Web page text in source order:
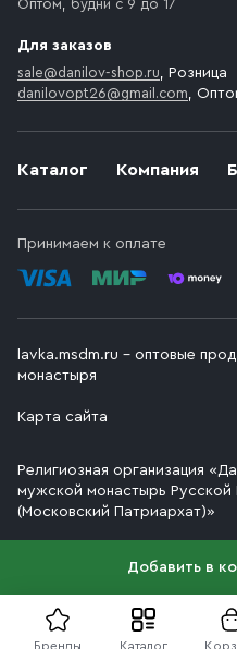
Бренды Каталог
Добавить в
Каталог Компания
Принимаем к оплате
Оптом, будни с 9 до 17
Для заказов
sale@danilov-shop.ru, Розница
danilovopt26@gmail.com,
lavka.msdm.ru – оптовые
монастыря
Карта сайта
Религиозная организация
мужской монастырь Русской
(Московский Патриархат)»